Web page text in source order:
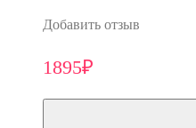
Добавить отзыв
1895₽